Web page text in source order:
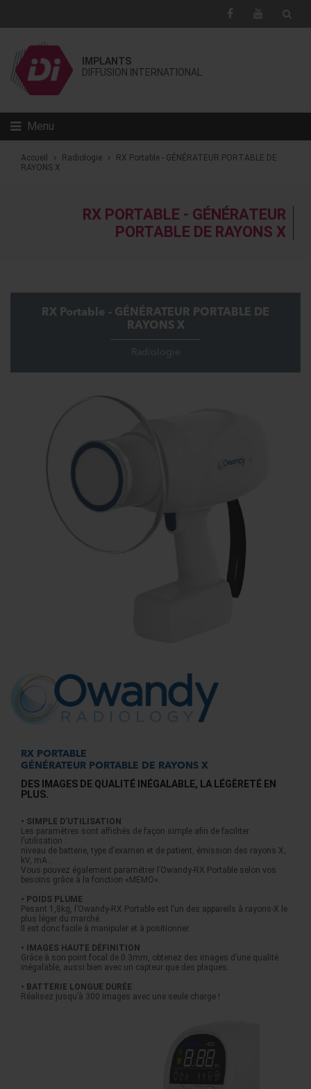
IMPLANTS
DIFFUSION INTERNATIONAL
Menu
Accueil Radiologie
RX Portable - GÉNÉRATEUR PORTABLE DE
RAYONS X
RX PORTABLE - GÉNÉRATEUR
PORTABLE DE RAYONS X
RX Portable - GÉNÉRATEUR PORTABLE DE
RAYONS X
Radiologie
RX PORTABLE
GÉNÉRATEUR PORTABLE DE RAYONS X
DES IMAGES DE QUALITÉ INÉGALABLE, LA LÉGÈRETÉ EN
PLUS.
• SIMPLE D’UTILISATION
Les paramètres sont affichés de façon simple afin de faciliter
l’utilisation :
niveau de batterie, type d’examen et de patient, émission des rayons X,
kV, mA...
Vous pouvez également paramétrer l’Owandy-RX Portable selon vos
besoins grâce à la fonction «MEMO».
• POIDS PLUME
Pesant 1,8kg, l’Owandy-RX Portable est l’un des appareils à rayons-X le
plus léger du marché.
Il est donc facile à manipuler et à positionner.
• IMAGES HAUTE DÉFINITION
Grâce à son point focal de 0.3mm, obtenez des images d’une qualité
inégalable, aussi bien avec un capteur que des plaques.
• BATTERIE LONGUE DURÉE
Réalisez jusqu’à 300 images avec une seule charge !